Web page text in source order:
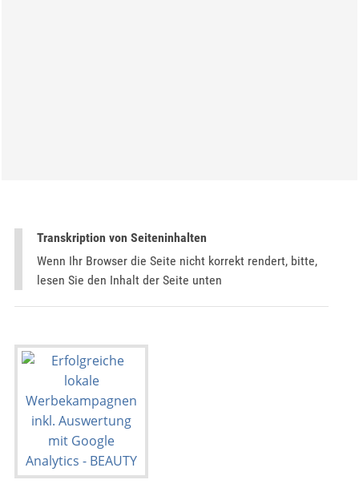
Transkription von Seiteninhalten
Wenn Ihr Browser die Seite nicht korrekt rendert, bitte,
lesen Sie den Inhalt der Seite unten